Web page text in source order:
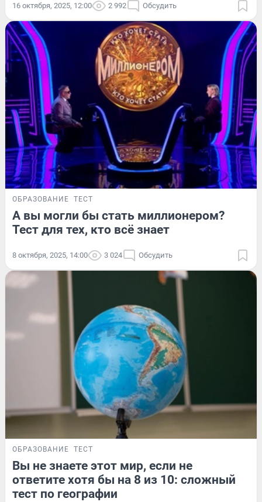
16 октября, 2025, 12:00 2 992 Обсудить
ОБРАЗОВАНИЕ ТЕСТ
А вы могли бы стать миллионером?
Тест для тех, кто всё знает
8 октября, 2025, 14:00 3 024 Обсудить
ОБРАЗОВАНИЕ ТЕСТ
Вы не знаете этот мир, если не
ответите хотя бы на 8 из 10: сложный
тест по географии